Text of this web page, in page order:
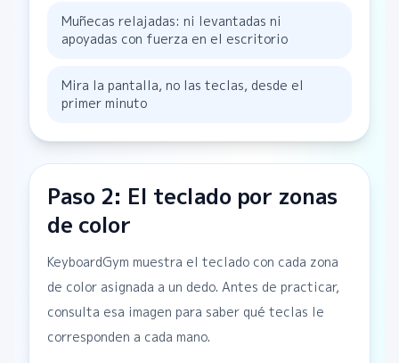
Muñecas relajadas: ni levantadas ni
apoyadas con fuerza en el escritorio
Mira la pantalla, no las teclas, desde el
primer minuto
Paso 2: El teclado por zonas
de color
KeyboardGym muestra el teclado con cada zona
de color asignada a un dedo. Antes de practicar,
consulta esa imagen para saber qué teclas le
corresponden a cada mano.